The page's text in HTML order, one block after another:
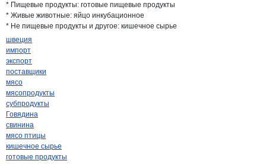
* Пищевые продукты: готовые пищевые продукты
* Живые животные: яйцо инкубационное
* Не пищевые продукты и другое: кишечное сырье
швеция
импорт
экспорт
поставщики
мясо
мясопродукты
субпродукты
Говядина
свинина
мясо птицы
кишечное сырье
готовые продукты